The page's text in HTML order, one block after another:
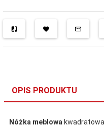
OPIS PRODUKTU
Nóżka meblowa